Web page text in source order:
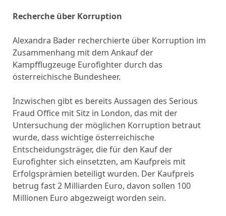
Recherche über Korruption
Alexandra Bader recherchierte über Korruption im
Zusammenhang mit dem Ankauf der
Kampfflugzeuge Eurofighter durch das
österreichische Bundesheer.
Inzwischen gibt es bereits Aussagen des Serious
Fraud Office mit Sitz in London, das mit der
Untersuchung der möglichen Korruption betraut
wurde, dass wichtige österreichische
Entscheidungsträger, die für den Kauf der
Eurofighter sich einsetzten, am Kaufpreis mit
Erfolgsprämien beteiligt wurden. Der Kaufpreis
betrug fast 2 Milliarden Euro, davon sollen 100
Millionen Euro abgezweigt worden sein.